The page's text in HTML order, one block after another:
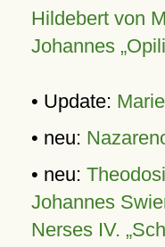
Hildebert von
Johannes
• Update:
• neu:
• neu:
Johannes
Nerses IV.